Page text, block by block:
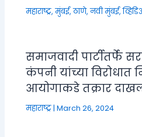
महाराष्ट्र,मुंबई, ठाणे, नवी मुंबई,
समाजवादी पार्टीतर्फे
कंपनी यांच्या
आयोगाकडे तक्रार
महाराष्ट्र|March 26, 2024